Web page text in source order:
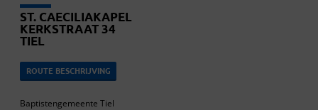
ST. CAECILIAKAPEL
KERKSTRAAT 34
TIEL
ROUTE BESCHRIJVING
Baptistengemeente Tiel